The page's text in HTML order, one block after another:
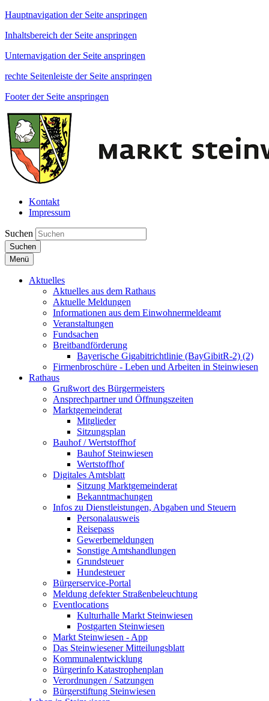
Hauptnavigation der Seite anspringen
Inhaltsbereich der Seite anspringen
Unternavigation der Seite anspringen
rechte Seitenleiste der Seite anspringen
Footer der Seite anspringen
Kontakt
Impressum
Suchen
Suchen
Menü
Aktuelles
Aktuelles aus dem Rathaus
Aktuelle Meldungen
Informationen aus dem Einwohnermeldeamt
Veranstaltungen
Fundsachen
Breitbandförderung
Bayerische Gigabitrichtlinie (BayGibitR-2) (2)
Firmenbroschüre - Leben und Arbeiten in Steinwiesen
Rathaus
Grußwort des Bürgermeisters
Ansprechpartner und Öffnungszeiten
Marktgemeinderat
Mitglieder
Sitzungsplan
Bauhof / Wertstoffhof
Bauhof Steinwiesen
Wertstoffhof
Digitales Amtsblatt
Sitzung Marktgemeinderat
Bekanntmachungen
Infos zu Dienstleistungen, Abgaben und Steuern
Personalausweis
Reisepass
Gewerbemeldungen
Sonstige Amtshandlungen
Grundsteuer
Hundesteuer
Bürgerservice-Portal
Meldung defekter Straßenbeleuchtung
Eventlocations
Kulturhalle Markt Steinwiesen
Postgarten Steinwiesen
Markt Steinwiesen - App
Das Steinwiesener Mitteilungsblatt
Kommunalentwicklung
Bürgerinfo Katastrophenplan
Verordnungen / Satzungen
Bürgerstiftung Steinwiesen